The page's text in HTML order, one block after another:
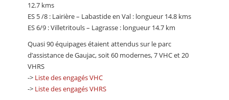
12.7 kms
ES 5 /8 : Lairière – Labastide en Val : longueur 14.8 kms
ES 6/9 : Villetritouls – Lagrasse : longueur 14.7 km
Quasi 90 équipages étaient attendus sur le parc
d’assistance de Gaujac, soit 60 modernes, 7 VHC et 20
VHRS
-> Liste des engagés VHC
-> Liste des engagés VHRS